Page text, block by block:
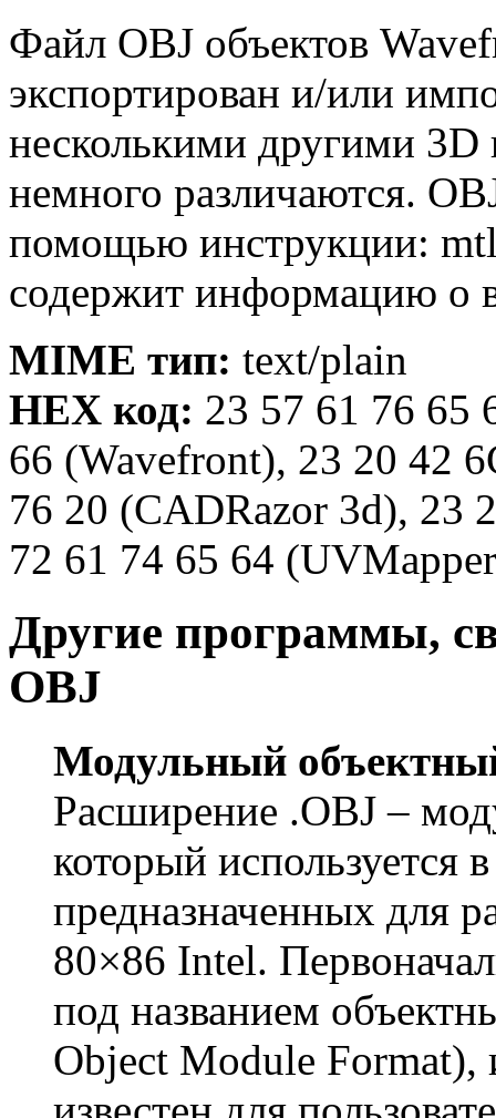
Файл OBJ объектов
экспортирован и/или
несколькими другими
немного различаются.
помощью инструкции:
содержит информацию о
MIME тип: text/plain
HEX код: 23 57 61 76 65
66 (Wavefront), 23 20 42
76 20 (CADRazor 3d), 23
72 61 74 65 64
Другие программы,
OBJ
Модульный
Расширение .OBJ –
который используется
предназначенных для
80×86 Intel.
под названием
Object Module Format),